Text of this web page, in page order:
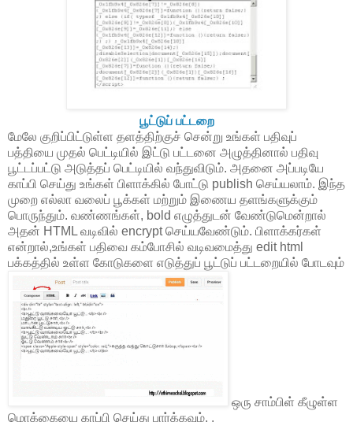
பூட்டுப் பட்டறை
மேலே குறிப்பிட்டுள்ள தளத்திற்குச் சென்று உங்கள் பதிவுப்
பத்தியை முதல் பெட்டியில் இட்டு பட்டனை அழுத்தினால் பதிவு
பூட்டப்பட்டு அடுத்தப் பெட்டியில் வந்துவிடும். அதனை அப்படியே
காப்பி செய்து உங்கள் பிளாக்கில் போட்டு publish செய்யலாம். இந்த
முறை எல்லா வலைப் பூக்கள் மற்றும் இணைய தளங்களுக்கும்
பொருந்தும். வண்ணங்கள், bold எழுத்துடன் வேண்டுமென்றால்
அதன் HTML வடிவில் encrypt செய்யவேண்டும். பிளாக்கர்கள்
என்றால்,உங்கள் பதிவை கம்போசில் வடிவமைத்து edit html
பக்கத்தில் உள்ள கோடுகளை எடுத்துப் பூட்டுப் பட்டறையில் போடவும்
ஒரு சாம்பிள் கீழுள்ள
மொக்கையை காப்பி செய்து பார்க்கவும். .